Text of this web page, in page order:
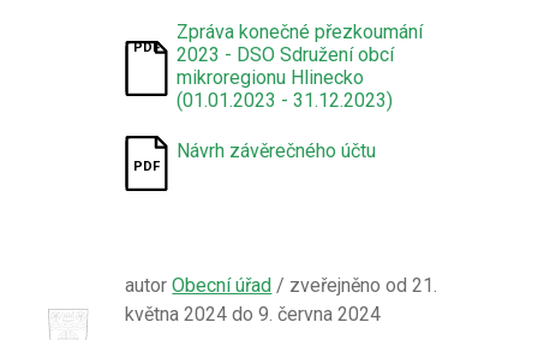
Zpráva konečné přezkoumání
2023 - DSO Sdružení obcí
mikroregionu Hlinecko
(01.01.2023 - 31.12.2023)
Návrh závěrečného účtu
autorObecní úřad / zveřejněno od 21.
května 2024 do 9. června 2024